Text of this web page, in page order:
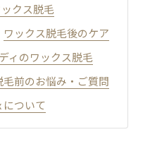
クス脱毛
ワックス脱毛後のケア
ィのワックス脱毛
毛前のお悩み・ご質問
について